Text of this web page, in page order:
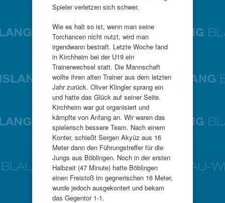
Spieler verletzen sich schwer.
Wie es halt so ist, wenn man seine
Torchancen nicht nutzt, wird man
irgendwann bestraft. Letzte Woche fand
in Kirchheim bei der U19 ein
Trainerwechsel statt. Die Mannschaft
wollte ihren alten Trainer aus dem letzten
Jahr zurück. Oliver Klingler sprang ein
und hatte das Glück auf seiner Seite.
Kirchheim war gut organisiert und
kämpfte von Anfang an. Wir waren das
spielerisch bessere Team. Nach einem
Konter, schießt Sergen Akyüz aus 16
Meter dann den Führungstreffer für die
Jungs aus Böblingen. Noch in der ersten
Halbzeit (47 Minute) hatte Böblingen
einen Freistoß im gegnerischen 16 Meter,
wurde jedoch ausgekontert und bekam
das Gegentor 1-1.